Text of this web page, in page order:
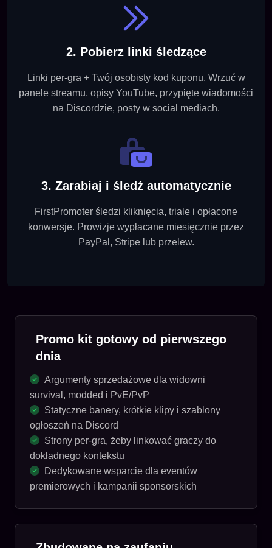
2. Pobierz linki śledzące
Linki per-gra + Twój osobisty kod kuponu. Wrzuć w
panele streamu, opisy YouTube, przypięte wiadomości
na Discordzie, posty w social mediach.
3. Zarabiaj i śledź automatycznie
FirstPromoter śledzi kliknięcia, triale i opłacone
konwersje. Prowizje wypłacane miesięcznie przez
PayPal, Stripe lub przelew.
Promo kit gotowy od pierwszego
dnia
Argumenty sprzedażowe dla widowni
survival, modded i PvE/PvP
Statyczne banery, krótkie klipy i szablony
ogłoszeń na Discord
Strony per-gra, żeby linkować graczy do
dokładnego kontekstu
Dedykowane wsparcie dla eventów
premierowych i kampanii sponsorskich